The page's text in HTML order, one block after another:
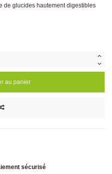
de glucides hautement digestibles
au panier
sécurisé